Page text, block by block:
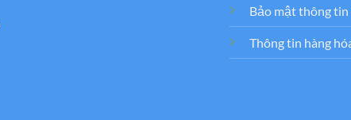
Bảo mật thông tin
Thông tin hàng